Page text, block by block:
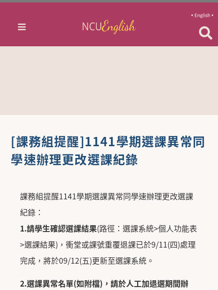
[課務組提醒]1141學期選課異常同
學速辦理更改選課紀錄
課務組提醒1141學期選課異常同學速辦理更改選課
紀錄：
1.請學生確認選課結果(路徑：選課系統>個人功能表
>選課結果) ，衝堂或課號重覆退課已於9/11(四)處理
完成，將於09/12(五)更新至選課系統。
2.選課異常名單(如附檔) ，請於人工加退選期間辦